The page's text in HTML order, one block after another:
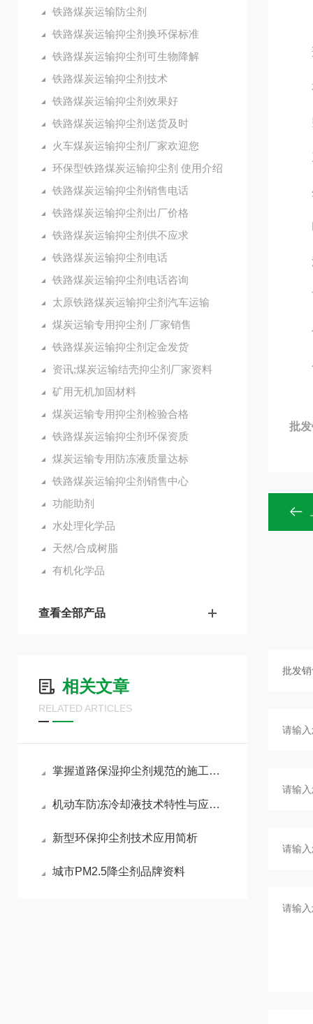
铁路煤炭运输防尘剂
铁路煤炭运输抑尘剂换环保标准
铁路煤炭运输抑尘剂可生物降解
铁路煤炭运输抑尘剂技术
铁路煤炭运输抑尘剂效果好
铁路煤炭运输抑尘剂送货及时
火车煤炭运输抑尘剂厂家欢迎您
环保型铁路煤炭运输抑尘剂 使用介绍
铁路煤炭运输抑尘剂销售电话
铁路煤炭运输抑尘剂出厂价格
铁路煤炭运输抑尘剂供不应求
铁路煤炭运输抑尘剂电话
铁路煤炭运输抑尘剂电话咨询
太原铁路煤炭运输抑尘剂汽车运输
煤炭运输专用抑尘剂 厂家销售
铁路煤炭运输抑尘剂定金发货
资讯;煤炭运输结壳抑尘剂厂家资料
矿用无机加固材料
煤炭运输专用抑尘剂检验合格
铁路煤炭运输抑尘剂环保资质
煤炭运输专用防冻液质量达标
铁路煤炭运输抑尘剂销售中心
功能助剂
水处理化学品
天然/合成树脂
有机化学品
查看全部产品
相关文章
RELATED ARTICLES
掌握道路保湿抑尘剂规范的施工方式切实提升扬尘治理效果
机动车防冻冷却液技术特性与应用分析
新型环保抑尘剂技术应用简析
城市PM2.5降尘剂品牌资料
适
本
突
产
外
沸
可
使
包
批